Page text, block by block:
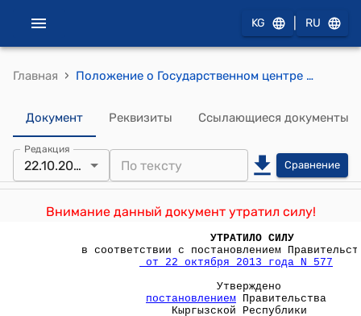
KG RU
Главная › Положение о Государственном центре судебных экспертиз при Министерстве юстиции Кыргызской Республики (Утверждено постановлением Правительства Кыргызской Республики от 30 апреля 1999 года №243)
Документ Реквизиты Ссылающиеся документы
Редакция
22.10.2013 Сравнение
Внимание данный документ утратил силу!